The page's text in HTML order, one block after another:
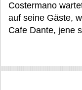
Costermano
auf seine Gäste,
Cafe Dante, jene